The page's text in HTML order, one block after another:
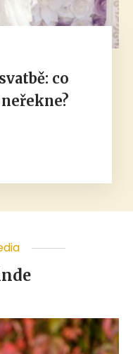
co